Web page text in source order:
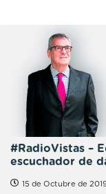
#RadioVistas –
escuchador de
15 de Octubre de